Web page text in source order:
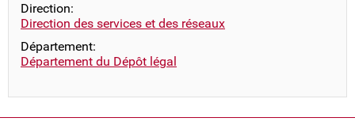
Direction:
Direction des services et des réseaux
Département:
Département du Dépôt légal